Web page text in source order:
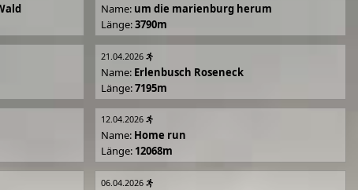
Name: um die marienburg herum
Länge:3790m
21.04.2026
Name: Erlenbusch Roseneck
Länge:7195m
12.04.2026
Name: Home run
Länge: 12068m
06.04.2026